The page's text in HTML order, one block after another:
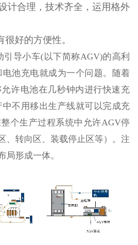
合理，技术齐全，运用格外
好的方便性。
导小车(以下简称AGV)的高利
池充电就成为一个问题。随着
许电池在几秒钟内进行快速充
不用移出生产线就可以完成充
个生产过程系统中允许AGV停
、转向区、装载停止区等）。注
局形成一体。